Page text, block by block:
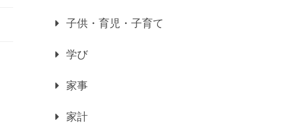
子供・育児・子育て
学び
家事
家計